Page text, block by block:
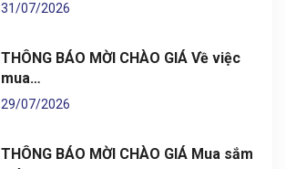
31/07/2026
THÔNG BÁO MỜI CHÀO GIÁ Về việc
mua…
29/07/2026
THÔNG BÁO MỜI CHÀO GIÁ Mua sắm